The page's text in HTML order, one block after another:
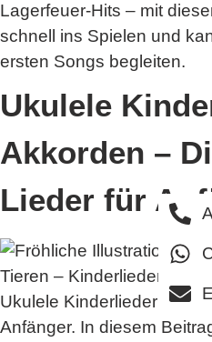
Lagerfeuer-Hits – mit
schnell ins Spielen und
ersten Songs begleiten.
Ukulele
Akkorden –
Lieder für
Ukulele Kinderlieder mit 2
Anfänger. In diesem